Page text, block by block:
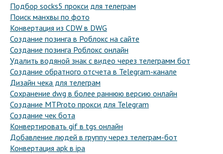
Подбор socks5 прокси для телеграм
Поиск манхвы по фото
Конвертация из CDW в DWG
Создание позинга в Роблокс на сайте
Создание позинга Роблокс онлайн
Удалить водяной знак с видео через телеграмм бот
Создание обратного отсчета в Telegram-канале
Дизайн чека для телеграм
Сохранение dwg в более раннюю версию онлайн
Создание MTProto прокси для Telegram
Создание чек бота
Конвертировать gif в tgs онлайн
Добавление людей в группу через телеграм-бот
Конвертация apk в ipa